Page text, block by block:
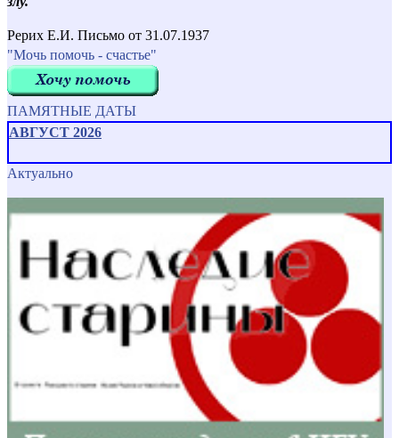
Рерих Е.И. Письмо от 31.07.1937
"Мочь помочь - счастье"
ПАМЯТНЫЕ ДАТЫ
АВГУСТ 2026
Актуально